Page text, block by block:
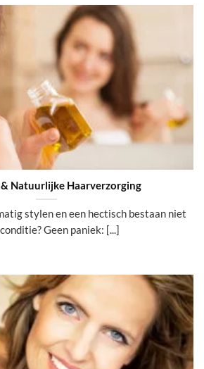
Natuurlijke Haarverzorging
stylen en een hectisch bestaan niet
Geen paniek: [...]